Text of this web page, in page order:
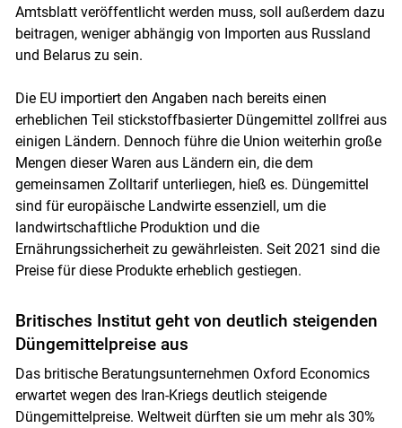
Amtsblatt veröffentlicht werden muss, soll außerdem dazu
beitragen, weniger abhängig von Importen aus Russland
und Belarus zu sein.
Die EU importiert den Angaben nach bereits einen
erheblichen Teil stickstoffbasierter Düngemittel zollfrei aus
einigen Ländern. Dennoch führe die Union weiterhin große
Mengen dieser Waren aus Ländern ein, die dem
gemeinsamen Zolltarif unterliegen, hieß es. Düngemittel
sind für europäische Landwirte essenziell, um die
landwirtschaftliche Produktion und die
Ernährungssicherheit zu gewährleisten. Seit 2021 sind die
Preise für diese Produkte erheblich gestiegen.
Britisches Institut geht von deutlich steigenden
Düngemittelpreise aus
Das britische Beratungsunternehmen Oxford Economics
erwartet wegen des Iran-Kriegs deutlich steigende
Düngemittelpreise. Weltweit dürften sie um mehr als 30%